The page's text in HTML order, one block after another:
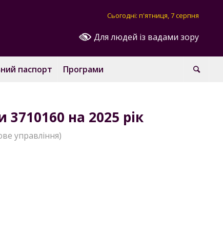
Для людей із вадами зору
Сьогодні: п'ятниця, 7 серпня
паспорт Програми
на 2025 рік
управління)